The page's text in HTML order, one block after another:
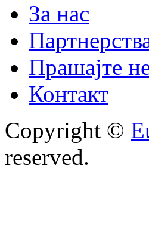
За нас
Прашајте
Контакт
Copyright ©
reserved.